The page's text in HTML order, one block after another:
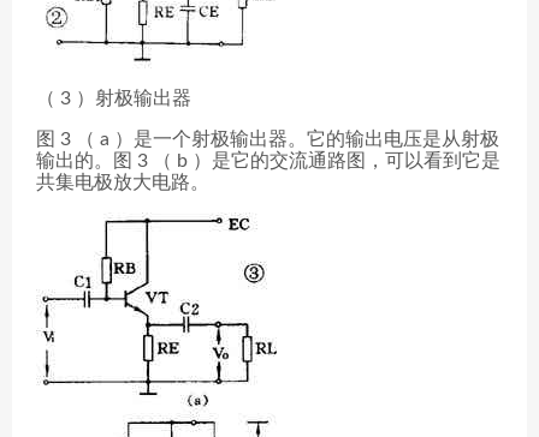
（ 3 ）射极输出器
图 3 （ a ）是一个射极输出器。它的输出电压是从射极
输出的。图 3 （ b ）是它的交流通路图，可以看到它是
共集电极放大电路。